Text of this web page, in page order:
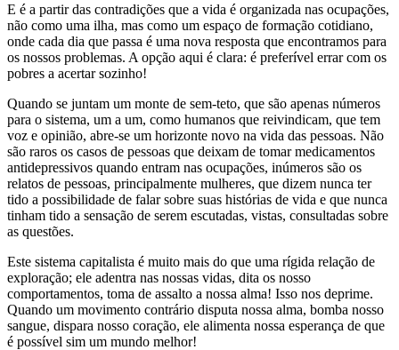
E é a partir das contradições que a vida é organizada nas ocupações,
não como uma ilha, mas como um espaço de formação cotidiano,
onde cada dia que passa é uma nova resposta que encontramos para
os nossos problemas. A opção aqui é clara: é preferível errar com os
pobres a acertar sozinho!
Quando se juntam um monte de sem-teto, que são apenas números
para o sistema, um a um, como humanos que reivindicam, que tem
voz e opinião, abre-se um horizonte novo na vida das pessoas. Não
são raros os casos de pessoas que deixam de tomar medicamentos
antidepressivos quando entram nas ocupações, inúmeros são os
relatos de pessoas, principalmente mulheres, que dizem nunca ter
tido a possibilidade de falar sobre suas histórias de vida e que nunca
tinham tido a sensação de serem escutadas, vistas, consultadas sobre
as questões.
Este sistema capitalista é muito mais do que uma rígida relação de
exploração; ele adentra nas nossas vidas, dita os nosso
comportamentos, toma de assalto a nossa alma! Isso nos deprime.
Quando um movimento contrário disputa nossa alma, bomba nosso
sangue, dispara nosso coração, ele alimenta nossa esperança de que
é possível sim um mundo melhor!